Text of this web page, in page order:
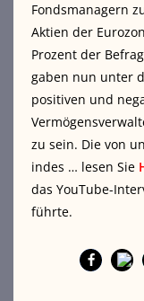
Fondsmanagern
Aktien der
Prozent der
gaben nun unter
positiven und
zu sein. Die von
indes … lesen Sie
das YouTube-
führte.